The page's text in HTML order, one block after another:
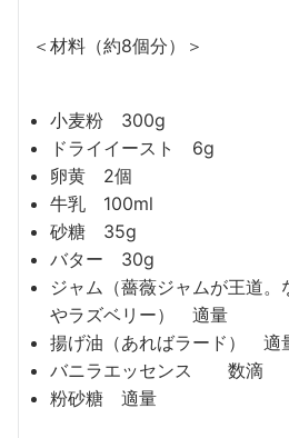
＜材料（約8個分）＞
小麦粉 300g
ドライイースト 6g
卵黄 2個
牛乳 100ml
砂糖 35g
バター 30g
ジャム（薔薇ジャムが王道
やラズベリー） 適量
揚げ油（あればラード） 適
バニラエッセンス 数滴
粉砂糖 適量